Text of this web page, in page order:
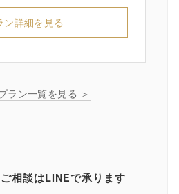
ン詳細を見る
ラン一覧を見る ＞
相談はLINEで承ります